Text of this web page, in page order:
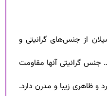
از جنس‌های گرانیتی و
گرانیتی آنها مقاومت
و ظاهری زیبا و مدرن دارد.